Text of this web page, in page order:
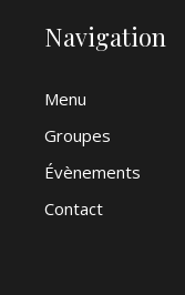
Navigation
Menu
Groupes
Évènements
Contact